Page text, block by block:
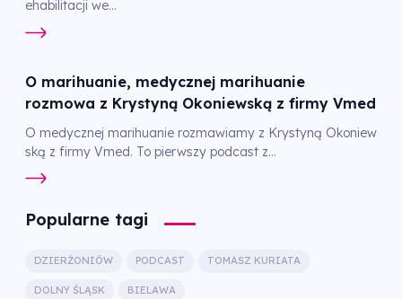
ehabilitacji we...
O marihuanie, medycznej marihuanie
rozmowa z Krystyną Okoniewską z firmy Vmed
O medycznej marihuanie rozmawiamy z Krystyną Okoniew
ską z firmy Vmed. To pierwszy podcast z...
Popularne tagi
DZIERŻONIÓW PODCAST TOMASZ KURIATA
DOLNY ŚLĄSK BIELAWA